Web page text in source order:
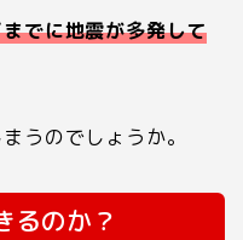
でに地震が多発して
うのでしょうか。
るのか？